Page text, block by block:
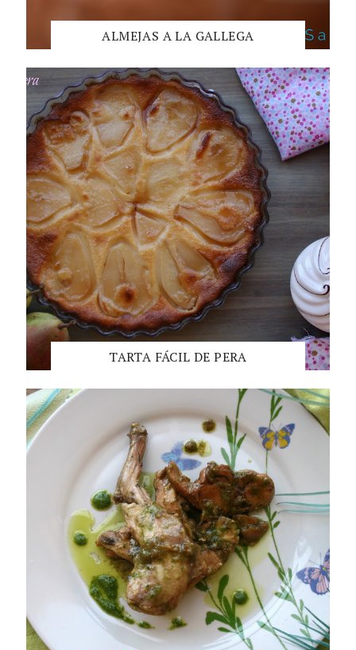
ALMEJAS A LA GALLEGA
TARTA FÁCIL DE PERA